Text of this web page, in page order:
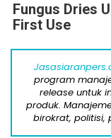
Fungus Dries
First Use
program
release untuk
produk.
birokrat, politisi,